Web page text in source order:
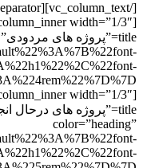
color=”heading”